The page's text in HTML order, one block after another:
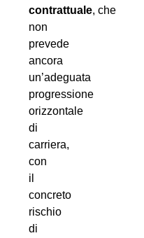
contrattuale, che
non
prevede
ancora
un’adeguata
progressione
orizzontale
di
carriera,
con
il
concreto
rischio
di